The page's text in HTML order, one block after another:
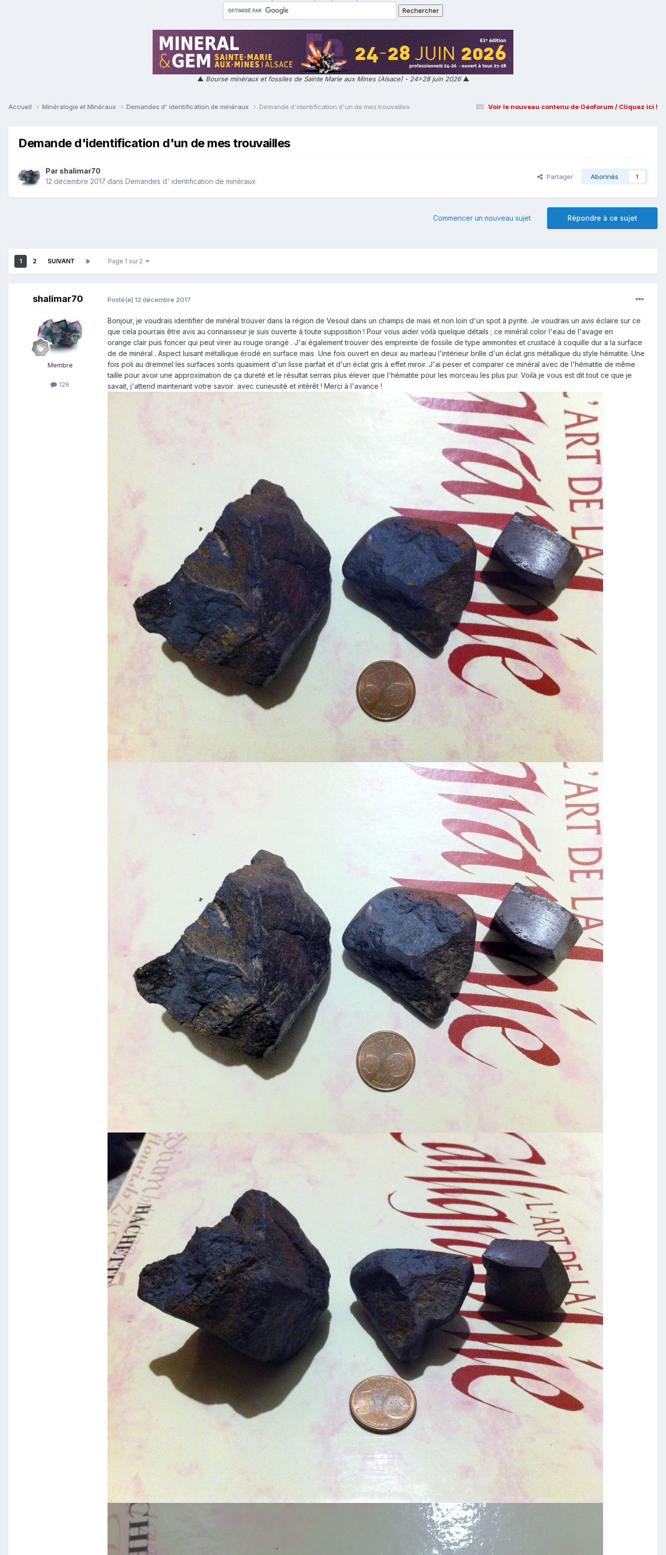
▲ Bourse minéraux et fossiles de Sainte Marie aux Mines (Alsace) - 24>28 juin 2026▲
Voir le nouveau contenu de Géoforum / Cliquez ici !
Accueil Minéralogie et Minéraux Demandes d' identification de minéraux Demande d'identification d'un de mes trouvailles
Demande d'identification d'un de mes trouvailles
Par shalimar70
12 décembre 2017 dans Demandes d' identification de minéraux
Partager Abonnés 1
Répondre à ce sujet
Commencer un nouveau sujet
1 2 SUIVANT Page 1 sur 2
shalimar70
Membre
126
Posté(e) 12 décembre 2017
Bonjour, je voudrais identifier de minéral trouver dans la région de Vesoul dans un champs de mais et non loin d'un spot à pyrite. Je voudrais un avis éclaire sur ce
que cela pourrais être avis au connaisseur je suis ouverte à toute supposition ! Pour vous aider voilà quelque détails ; ce minéral color l'eau de l'avage en
orange clair puis foncer qui peut virer au rouge orangé . J'ai également trouver des empreinte de fossile de type ammonites et crustacé à coquille dur a la surface
de de minéral . Aspect luisant métallique érodé en surface mais Une fois ouvert en deux au marteau l'intérieur brille d'un éclat gris métallique du style hématite. Une
fois poli au dremmel les surfaces sonts quasiment d'un lisse parfait et d'un éclat gris à effet miroir. J'ai peser et comparer ce minéral avec de l'hématite de même
taille pour avoir une approximation de ça dureté et le résultat serrais plus élever que l'hématite pour les morceau les plus pur. Voilà je vous est dit tout ce que je
savait, j'attend maintenant votre savoir avec curieusité et intérêt ! Merci à l'avance !